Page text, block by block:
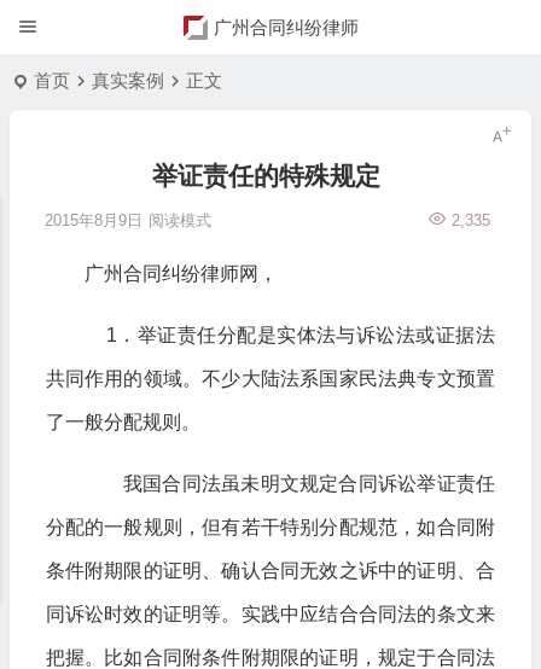
广州合同纠纷律师
首页 真实案例 正文
举证责任的特殊规定
2015年8月9日 2,335
阅读模式
广州合同纠纷律师网，
1．举证责任分配是实体法与诉讼法或证据法
共同作用的领域。不少大陆法系国家民法典专文预置
了一般分配规则。
我国合同法虽未明文规定合同诉讼举证责任
分配的一般规则，但有若干特别分配规范，如合同附
条件附期限的证明、确认合同无效之诉中的证明、合
同诉讼时效的证明等。实践中应结合合同法的条文来
把握。比如合同附条件附期限的证明，规定于合同法